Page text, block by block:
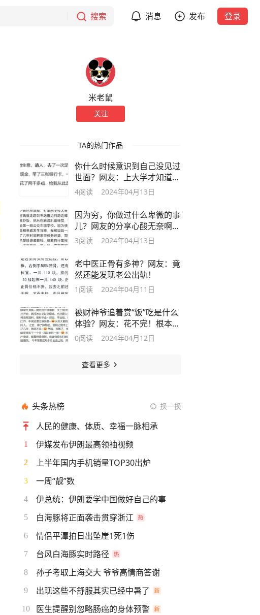
搜索 消息 发布 登录
米老鼠
关注
TA的热门作品
你什么时候意识到自己没见过
世面？网友：上大学才知道地
铁是个啥
4阅读 2024年04月13日
因为穷，你做过什么卑微的事
儿？网友的分享心酸无奈啊！
太现实！
3阅读 2024年04月13日
老中医正骨有多神？网友：竟
然还能发现老公出轨！
1 阅读 2024年04月11日
被财神爷追着赏“饭”吃是什么
体验？网友：花不完！根本花
不完！
0阅读 2024年04月12日
查看更多
头条热榜 换一换
人民的健康、体质、幸福一脉相承
1 伊媒发布伊朗最高领袖视频
2 上半年国内手机销量TOP30出炉
3 一周“靓”数
4 伊总统：伊朗要学中国做好自己的事
5 白海豚将正面袭击贯穿浙江
6 情侣平潭拍日出坠崖1死1伤
7 台风白海豚实时路径
8 孙子考取上海交大 爷爷高情商答谢
9 出现这些不舒服其实已经中暑了
10 医生提醒别忽略肠癌的身体预警